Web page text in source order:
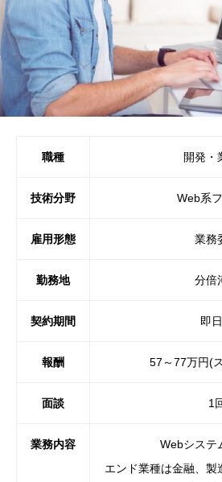
職種 開発・
技術分野 Web系
雇用形態 業務
勤務地 分倍
契約期間 即
報酬 57～77万円(
面談 1
業務内容
Webシステ
エンド業種は金融、製